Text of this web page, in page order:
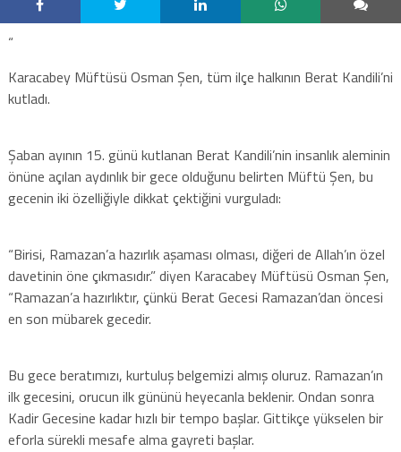
“
Karacabey Müftüsü Osman Şen, tüm ilçe halkının Berat Kandili’ni
kutladı.
Şaban ayının 15. günü kutlanan Berat Kandili’nin insanlık aleminin
önüne açılan aydınlık bir gece olduğunu belirten Müftü Şen, bu
gecenin iki özelliğiyle dikkat çektiğini vurguladı:
“Birisi, Ramazan’a hazırlık aşaması olması, diğeri de Allah’ın özel
davetinin öne çıkmasıdır.” diyen Karacabey Müftüsü Osman Şen,
“Ramazan’a hazırlıktır, çünkü Berat Gecesi Ramazan’dan öncesi
en son mübarek gecedir.
Bu gece beratımızı, kurtuluş belgemizi almış oluruz. Ramazan’ın
ilk gecesini, orucun ilk gününü heyecanla beklenir. Ondan sonra
Kadir Gecesine kadar hızlı bir tempo başlar. Gittikçe yükselen bir
eforla sürekli mesafe alma gayreti başlar.